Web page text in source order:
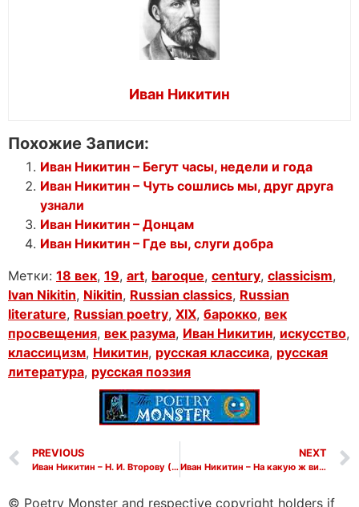
Иван Никитин
Похожие Записи:
Иван Никитин – Бегут часы, недели и года
Иван Никитин – Чуть сошлись мы, друг друга
узнали
Иван Никитин – Донцам
Иван Никитин – Где вы, слуги добра
Метки: 18 век, 19, art, baroque, century, classicism,
Ivan Nikitin, Nikitin, Russian classics, Russian
literature, Russian poetry, XIX, барокко, век
просвещения, век разума, Иван Никитин, искусство,
классицизм, Никитин, русская классика, русская
литература, русская поэзия
PREVIOUS
Иван Никитин – Н. И. Второву (Из библиотеки старинной)
NEXT
Иван Никитин – На какую ж вину и беду
© Poetry Monster and respective copyright holders if